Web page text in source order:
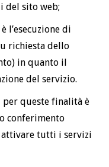
del sito web;
l’esecuzione di
richiesta dello
in quanto il
del servizio.
queste finalità è
conferimento
tutti i servizi